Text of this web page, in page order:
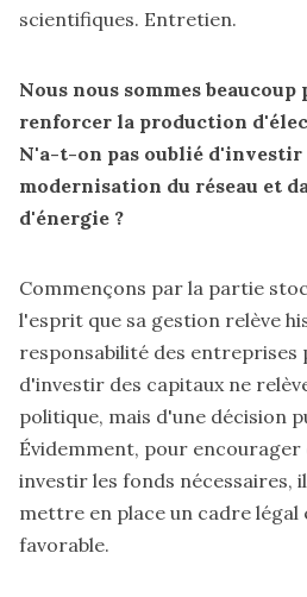
scientifiques. Entretien.
Nous nous sommes beaucoup
renforcer la production
N'a-t-on pas oublié d'investir
modernisation du réseau et
d'énergie ?
Commençons par la partie
l'esprit que sa gestion relève
responsabilité des entreprises
d'investir des capitaux ne
politique, mais d'une décision
Évidemment, pour encourager
investir les fonds nécessaires,
mettre en place un cadre légal
favorable.